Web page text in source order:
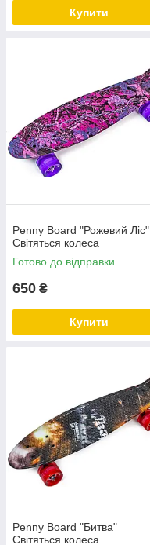
Купити
Penny Board "Рожевий Ліс"
Світяться колеса
Готово до відправки
650 ₴
Купити
Penny Board "Битва"
Світяться колеса